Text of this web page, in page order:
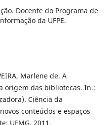
Docente do Programa de
da UFPE.
Marlene de. A
origem das bibliotecas. In.:
Ciência da
conteúdos e espaços
UFMG, 2011.